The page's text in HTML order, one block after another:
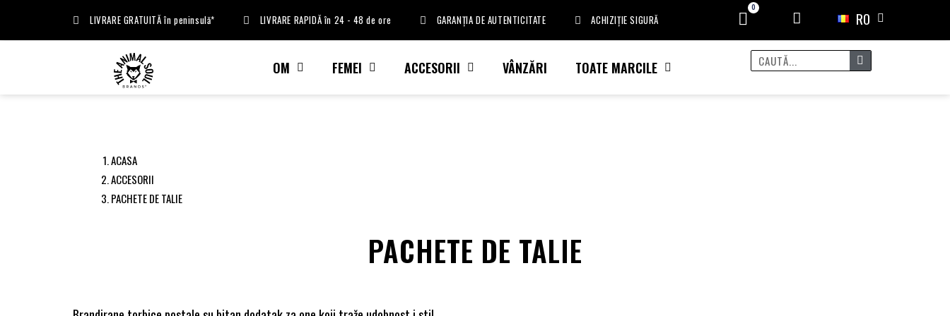
LIVRARE GRATUITĂ în peninsulă* LIVRARE RAPIDĂ în 24 - 48 de ore GARANȚIA DE AUTENTICITATE ACHIZIȚIE SIGURĂ RO
OM FEMEI ACCESORII VÂNZĂRI TOATE MARCILE
ACASA
ACCESORII
PACHETE DE TALIE
PACHETE DE TALIE